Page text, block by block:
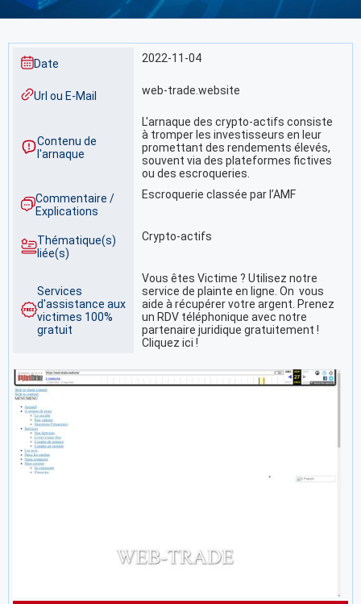
Date 2022-11-04
Url ou E-Mail web-trade.website
Contenu de
l'arnaque
L'arnaque des crypto-actifs consiste
à tromper les investisseurs en leur
promettant des rendements élevés,
souvent via des plateformes fictives
ou des escroqueries.
Commentaire /
Explications
Escroquerie classée par l’AMF
Thématique(s)
liée(s)
Crypto-actifs
Services
d'assistance aux
victimes 100%
gratuit
Vous êtes Victime ? Utilisez notre
service de plainte en ligne. On vous
aide à récupérer votre argent. Prenez
un RDV téléphonique avec notre
partenaire juridique gratuitement !
Cliquez ici !